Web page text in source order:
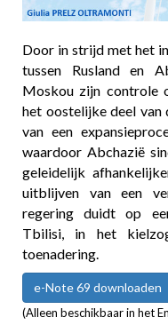
Door in strijd met het
tussen Rusland en
Moskou zijn controle
het oostelijke deel
van een
waardoor Abchazië
geleidelijk
uitblijven van een
regering duidt op
Tbilisi, in het
toenadering.
e-Note 69 downloaden
(Alleen beschikbaar in het